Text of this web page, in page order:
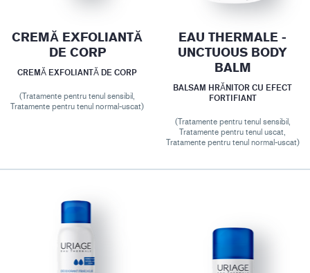
CREMĂ EXFOLIANTĂ
DE CORP
CREMĂ EXFOLIANTĂ DE CORP
(Tratamente pentru tenul sensibil,
Tratamente pentru tenul normal-uscat)
EAU THERMALE -
UNCTUOUS BODY
BALM
BALSAM HRĂNITOR CU EFECT
FORTIFIANT
(Tratamente pentru tenul sensibil,
Tratamente pentru tenul uscat,
Tratamente pentru tenul normal-uscat)